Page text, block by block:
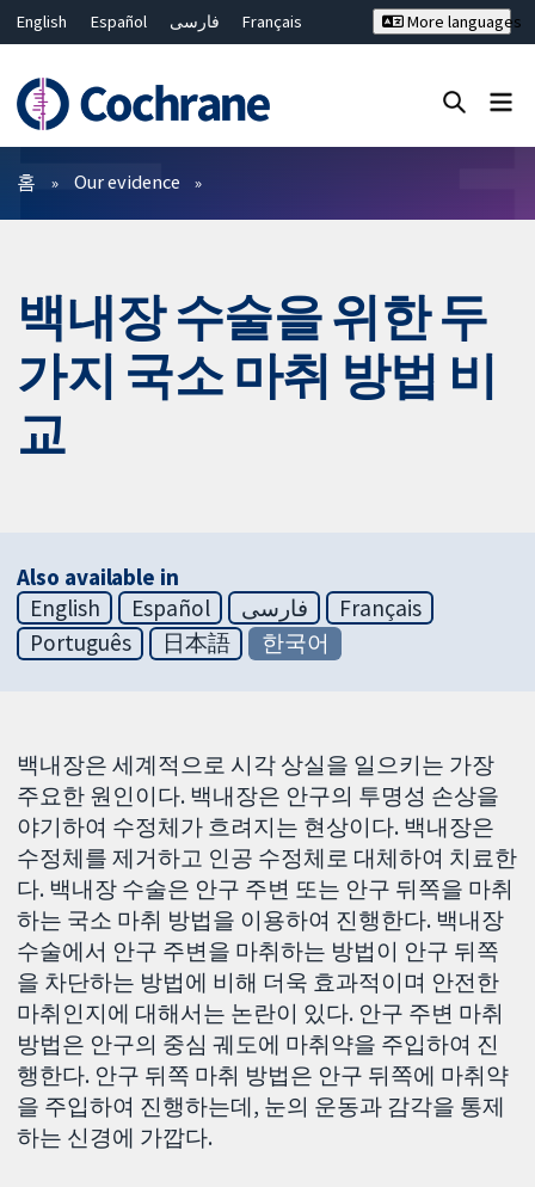
English Español فارسی
Français
Bahasa Malaysia
ไทย
繁體中文
简体中文
More languages
필터
홈 Our evidence
백내장 수술을 위한 두
가지 국소 마취 방법 비
교
Also available in
English
Español فارسی
Français
Português
日本語 한국어
백내장은 세계적으로 시각 상실을 일으키는 가장
주요한 원인이다. 백내장은 안구의 투명성 손상을
야기하여 수정체가 흐려지는 현상이다. 백내장은
수정체를 제거하고 인공 수정체로 대체하여 치료한
다. 백내장 수술은 안구 주변 또는 안구 뒤쪽을 마취
하는 국소 마취 방법을 이용하여 진행한다. 백내장
수술에서 안구 주변을 마취하는 방법이 안구 뒤쪽
을 차단하는 방법에 비해 더욱 효과적이며 안전한
마취인지에 대해서는 논란이 있다. 안구 주변 마취
방법은 안구의 중심 궤도에 마취약을 주입하여 진
행한다. 안구 뒤쪽 마취 방법은 안구 뒤쪽에 마취약
을 주입하여 진행하는데, 눈의 운동과 감각을 통제
하는 신경에 가깝다.